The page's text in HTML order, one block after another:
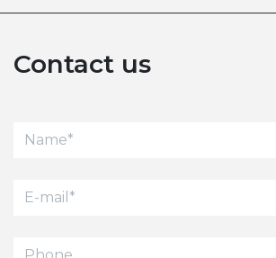
Contact us